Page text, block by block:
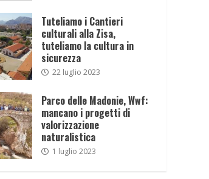
Tuteliamo i Cantieri
culturali alla Zisa,
tuteliamo la cultura in
sicurezza
22 luglio 2023
Parco delle Madonie, Wwf:
mancano i progetti di
valorizzazione
naturalistica
1 luglio 2023